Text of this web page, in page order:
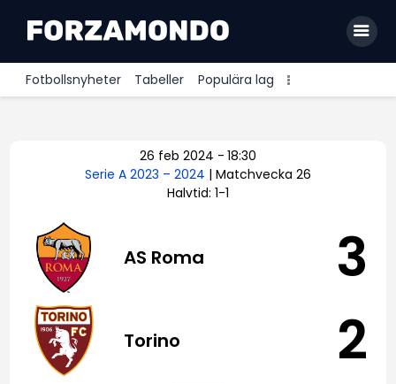
Fotbollsnyheter Tabeller Populära lag
Premier League
Bundesliga
Serie A
26 feb 2024 - 18:30
Serie A 2023 – 2024 | Matchvecka 26
Halvtid: 1-1
AS Roma 3
Torino 2